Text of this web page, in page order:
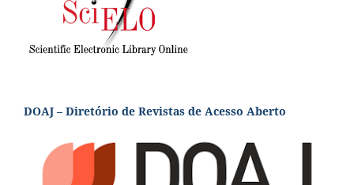
DOAJ – Diretório de Revistas de Acesso Aberto